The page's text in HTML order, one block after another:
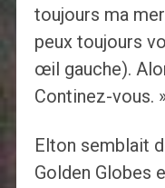
toujours ma
peux toujours
œil gauche).
Continez-vous.
Elton semblait
Golden Globes